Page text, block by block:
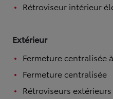
Rétroviseur intérieur
Extérieur
Fermeture centralisée
Fermeture centralisée
Rétroviseurs